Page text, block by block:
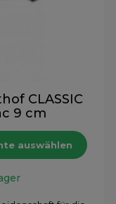
CLASSIC
9 cm
auswählen